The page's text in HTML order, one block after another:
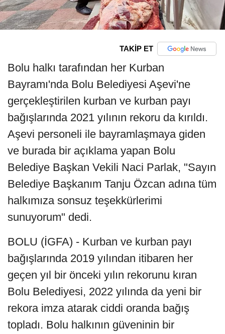
TAKİP ET
Bolu halkı tarafından her Kurban
Bayramı'nda Bolu Belediyesi Aşevi'ne
gerçekleştirilen kurban ve kurban payı
bağışlarında 2021 yılının rekoru da kırıldı.
Aşevi personeli ile bayramlaşmaya giden
ve burada bir açıklama yapan Bolu
Belediye Başkan Vekili Naci Parlak, "Sayın
Belediye Başkanım Tanju Özcan adına tüm
halkımıza sonsuz teşekkürlerimi
sunuyorum" dedi.
BOLU (İGFA) - Kurban ve kurban payı
bağışlarında 2019 yılından itibaren her
geçen yıl bir önceki yılın rekorunu kıran
Bolu Belediyesi, 2022 yılında da yeni bir
rekora imza atarak ciddi oranda bağış
topladı. Bolu halkının güveninin bir